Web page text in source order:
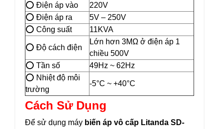
⭕ Điện áp vào
220V
⭕ Điện áp ra
5V – 250V
⭕ Công suất
11KVA
⭕ Độ cách điện
Lớn hơn 3MΩ ở điện áp 1
chiều 500V
⭕ Tần số
49Hz ~ 62Hz
⭕ Nhiệt độ môi
trường
-5°C ~ +40°C
Cách Sử Dụng
Để sử dụng máy biến áp vô cấp Litanda SD-